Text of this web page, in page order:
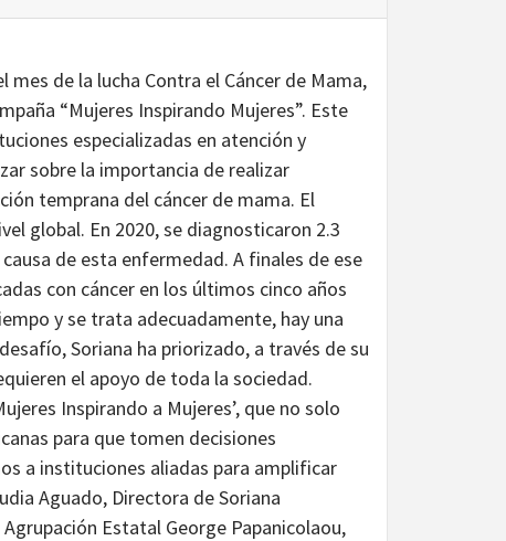
de la lucha Contra el Cáncer de Mama,
“Mujeres Inspirando Mujeres”. Este
especializadas en atención y
sobre la importancia de realizar
temprana del cáncer de mama. El
global. En 2020, se diagnosticaron 2.3
de esta enfermedad. A finales de ese
con cáncer en los últimos cinco años
y se trata adecuadamente, hay una
Soriana ha priorizado, a través de su
el apoyo de toda la sociedad.
Inspirando a Mujeres’, que no solo
para que tomen decisiones
a instituciones aliadas para amplificar
Aguado, Directora de Soriana
Estatal George Papanicolaou,